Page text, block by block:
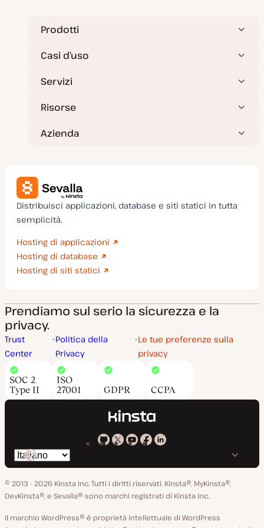
Prodotti
Casi d’uso
Servizi
Risorse
Azienda
Distribuisci applicazioni, database e siti statici in tutta
semplicità.
Hosting di applicazioni
Hosting di database
Hosting di siti statici
Prendiamo sul serio la sicurezza e la
privacy.
Trust
Center
Politica della
Privacy
Le tue preferenze sulla
privacy
SOC 2
Type II
ISO
27001
GDPR CCPA
Kinsta
GitHub
Kinsta
X
Kinsta
YouTube
Kinsta
Facebook
Kinsta
LinkedIn
Cambia
lingua
© 2013 - 2026 Kinsta Inc. Tutti i diritti riservati. Kinsta®, MyKinsta®,
DevKinsta®, e Sevalla® sono marchi registrati di Kinsta Inc.
Il marchio WordPress® è proprietà intellettuale di WordPress